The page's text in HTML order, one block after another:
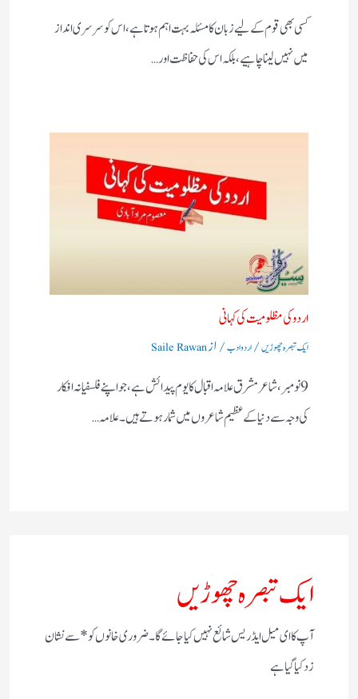
کسی بھی قوم کے لیے زبان کا مسئلہ بہت اہم ہوتا ہے، اس کو سرسری انداز
میں نہیں لینا چاہیے، بلکہ اس کی حفاظت اور…
اردو کی مظلومیت کی کہانی
ایک تبصرہ چھوڑیں/اردو ادب/ ازSaile Rawan
9 نومبر، شاعرمشرق علامہ اقبال کا یوم پیدائش ہے، جو اپنے فلسفیانہ افکار
کی وجہ سے دنیا کے عظیم شاعروں میں شمار ہوتے ہیں۔ علامہ…
ایک تبصرہ چھوڑیں
آپ کا ای میل ایڈریس شائع نہیں کیا جائے گا۔ضروری خانوں کو*سے نشان
زد کیا گیا ہے